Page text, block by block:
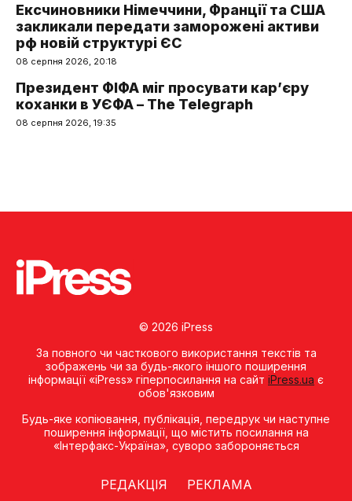
Ексчиновники Німеччини, Франції та США
закликали передати заморожені активи
рф новій структурі ЄС
08 серпня 2026, 20:18
Президент ФІФА міг просувати кар’єру
коханки в УЄФА – The Telegraph
08 серпня 2026, 19:35
© 2026 iPress
За повного чи часткового використання текстів та
зображень чи за будь-якого іншого поширення
інформації «iPress» гіперпосилання на сайт iPress.ua є
обов'язковим
Будь-яке копiювання, публiкацiя, передрук чи наступне
поширення iнформацiї, що мiстить посилання на
«Iнтерфакс-Україна», суворо забороняється
РЕДАКЦІЯ
РЕКЛАМА